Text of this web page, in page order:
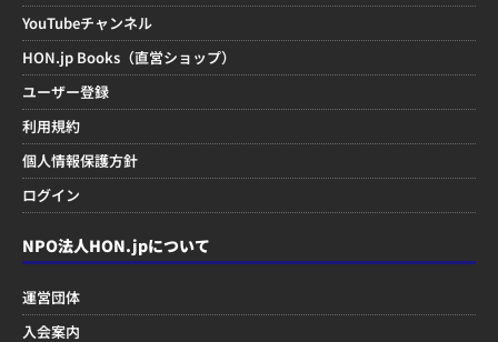
YouTubeチャンネル
HON.jp Books（直営ショップ）
ユーザー登録
利用規約
個人情報保護方針
ログイン
NPO法人HON.jpについて
運営団体
入会案内